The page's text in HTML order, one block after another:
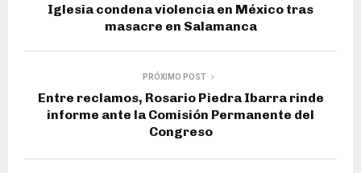
Iglesia condena violencia en México tras
masacre en Salamanca
PRÓXIMO POST
Entre reclamos, Rosario Piedra Ibarra rinde
informe ante la Comisión Permanente del
Congreso